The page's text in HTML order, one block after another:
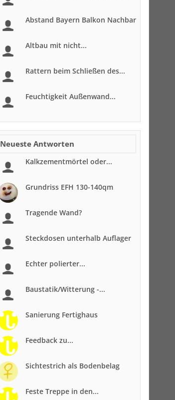
Abstand Bayern Balkon Nachbar
Altbau mit nicht...
Rattern beim Schließen des...
Feuchtigkeit Außenwand...
Neueste Antworten
Kalkzementmörtel oder...
Grundriss EFH 130-140qm
Tragende Wand?
Steckdosen unterhalb Auflager
Echter polierter...
Baustatik/Witterung -...
Sanierung Fertighaus
Feedback zu...
Sichtestrich als Bodenbelag
Feste Treppe in den...